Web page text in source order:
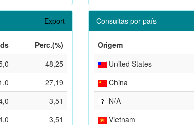
Export
Perc.(%)
48,25
27,19
3,51
3,51
Consultas por país
Origem
United States
China
N/A
Vietnam